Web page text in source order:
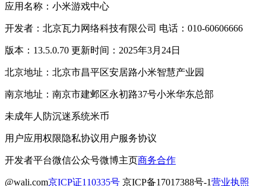
应用名称：小米游戏中心
开发者：北京瓦力网络科技有限公司 电话：010-60606666
版本：13.5.0.70 更新时间：2025年3月24日
北京地址：北京市昌平区安居路小米智慧产业园
南京地址：南京市建邺区永初路37号小米华东总部
未成年人防沉迷系统米币
用户应用权限隐私协议用户服务协议
开发者平台微信公众号微博主页商务合作
@wali.com京ICP证110335号 京ICP备17017388号-1营业执照